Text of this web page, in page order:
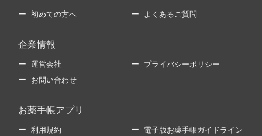
初めての方へ よくあるご質問
企業情報
運営会社 プライバシーポリシー
お問い合わせ
お薬手帳アプリ
利用規約 電子版お薬手帳ガイドライン